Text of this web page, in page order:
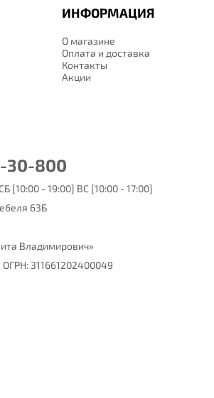
ИНФОРМАЦИЯ
О магазине
Оплата и доставка
Контакты
Акции
30-800
[10:00 - 19:00] ВС [10:00 - 17:00]
63Б
Владимирович»
311661202400049